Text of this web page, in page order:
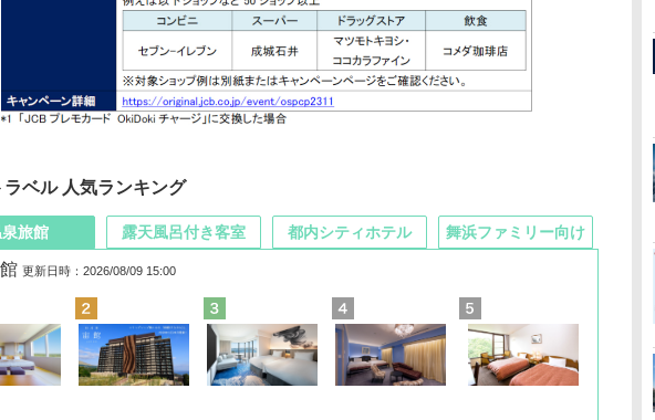
ラベル 人気ランキング
旅館
更新日時：2026/08/09 15:00
露天風呂付き客室 都内シティホテル 舞浜ファミリー向け